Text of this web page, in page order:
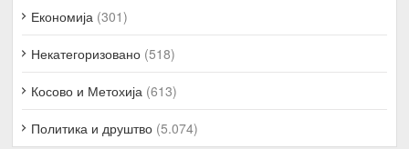
Економија (301)
Некатегоризовано (518)
Косово и Метохија (613)
Политика и друштво (5.074)